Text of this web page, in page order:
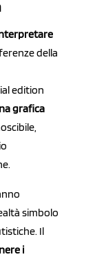
della
edition
grafica
simbolo
Il
i